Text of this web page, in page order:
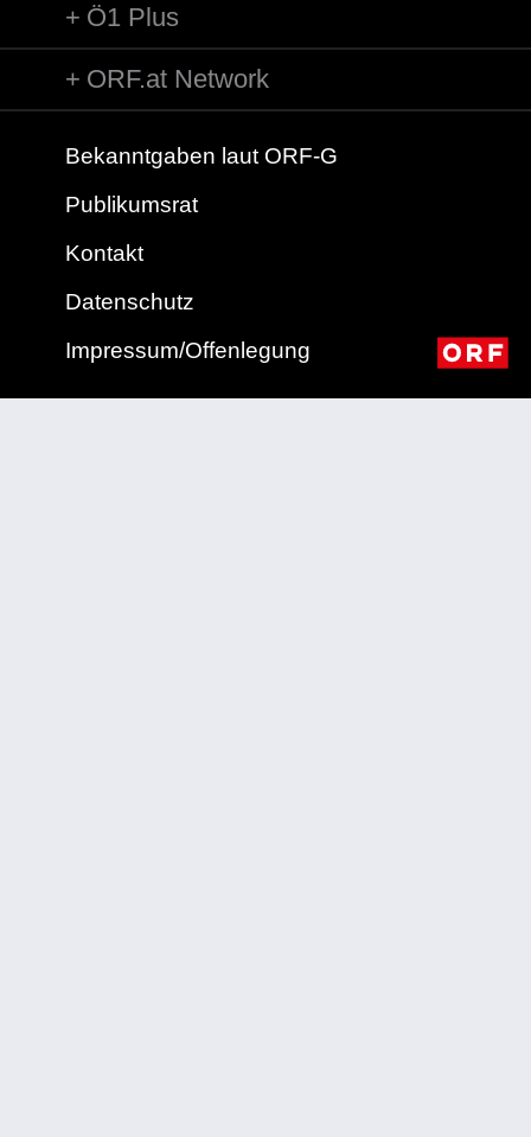
Ö1 Plus
ORF.at Network
Bekanntgaben laut ORF-G
Publikumsrat
Kontakt
Datenschutz
Impressum/Offenlegung